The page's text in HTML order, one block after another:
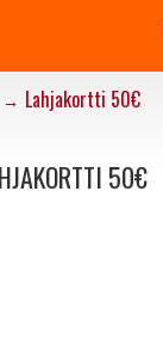
Lahjakortti 50€
50€